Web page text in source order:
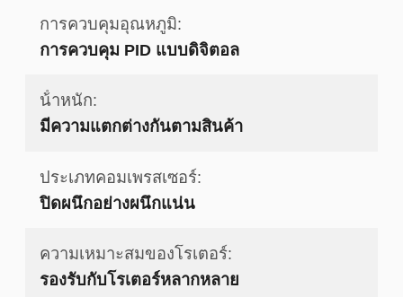
การควบคุมอุณหภูมิ:
การควบคุม PID แบบดิจิตอล
น้ําหนัก:
มีความแตกต่างกันตามสินค้า
ประเภทคอมเพรสเซอร์:
ปิดผนึกอย่างผนึกแน่น
ความเหมาะสมของโรเตอร์:
รองรับกับโรเตอร์หลากหลาย